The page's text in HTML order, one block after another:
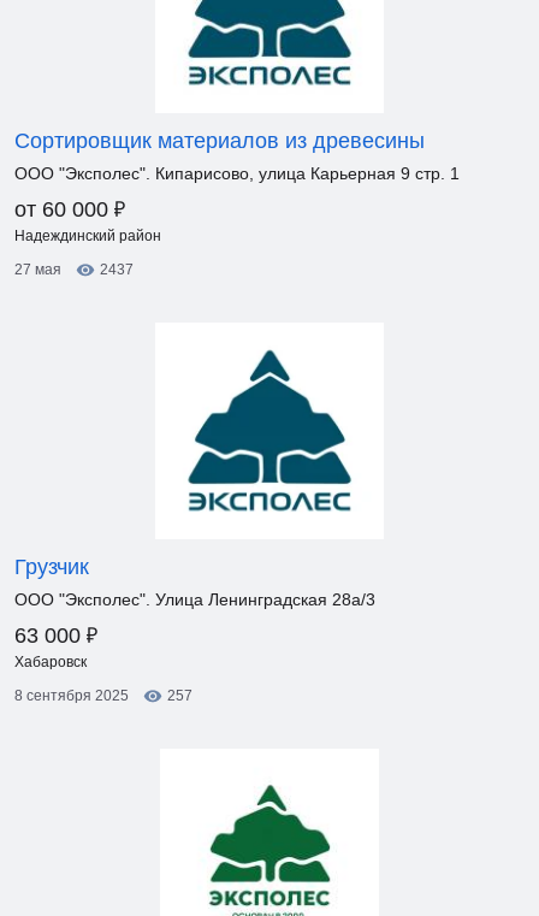
Сортировщик материалов из древесины
ООО "Эксполес". Кипарисово, улица Карьерная 9 стр. 1
от 60 000 ₽
Надеждинский район
27 мая
2437
Грузчик
ООО "Эксполес". Улица Ленинградская 28а/3
63 000 ₽
Хабаровск
8 сентября 2025
257